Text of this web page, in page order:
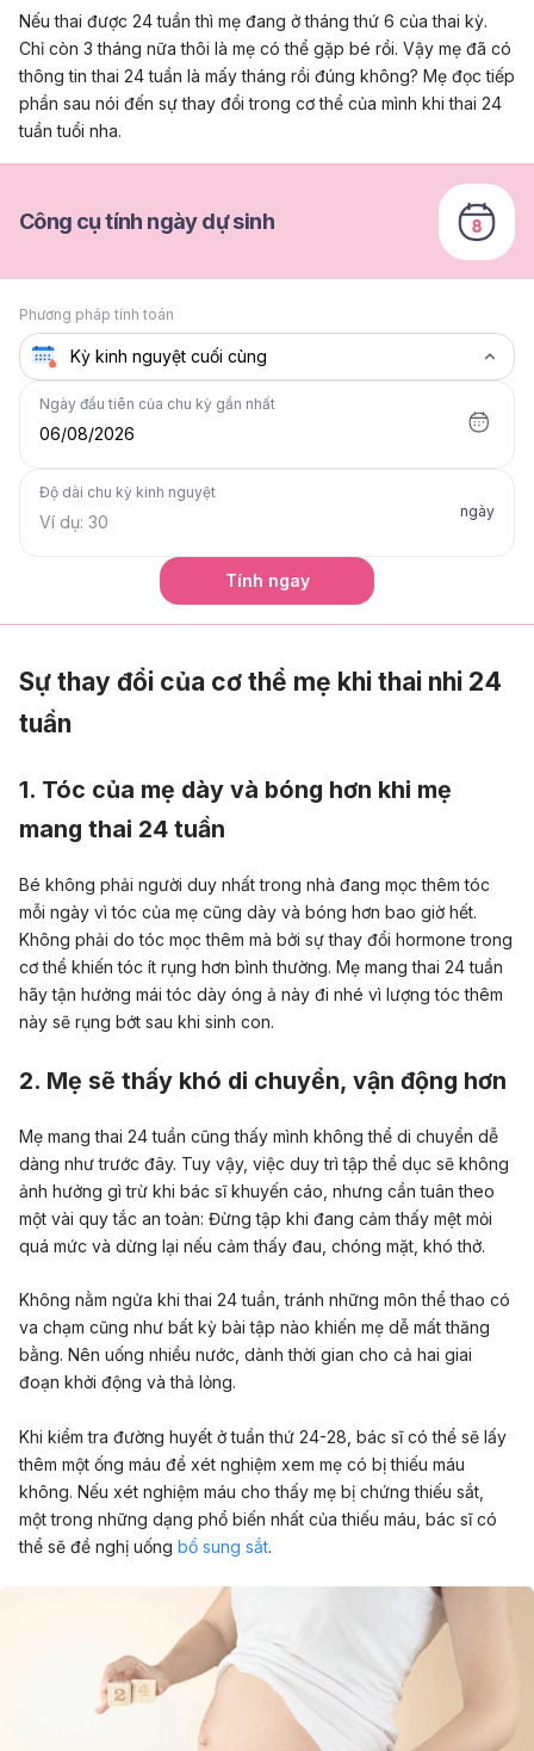
Nếu thai được 24 tuần thì mẹ đang ở tháng thứ 6 của thai kỳ.
Chỉ còn 3 tháng nữa thôi là mẹ có thể gặp bé rồi. Vậy mẹ đã có
thông tin thai 24 tuần là mấy tháng rồi đúng không? Mẹ đọc tiếp
phần sau nói đến sự thay đổi trong cơ thể của mình khi thai 24
tuần tuổi nha.
Công cụ tính ngày dự sinh
Phương pháp tính toán
Ngày đầu tiên của chu kỳ gần nhất
06/08/2026
Độ dài chu kỳ kinh nguyệt
ngày
Tính ngay
Sự thay đổi của cơ thể mẹ khi thai nhi 24
tuần
1. Tóc của mẹ dày và bóng hơn khi mẹ
mang thai 24 tuần
Bé không phải người duy nhất trong nhà đang mọc thêm tóc
mỗi ngày vì tóc của mẹ cũng dày và bóng hơn bao giờ hết.
Không phải do tóc mọc thêm mà bởi sự thay đổi hormone trong
cơ thể khiến tóc ít rụng hơn bình thường. Mẹ mang thai 24 tuần
hãy tận hưởng mái tóc dày óng ả này đi nhé vì lượng tóc thêm
này sẽ rụng bớt sau khi sinh con.
2. Mẹ sẽ thấy khó di chuyển, vận động hơn
Mẹ mang thai 24 tuần cũng thấy mình không thể di chuyển dễ
dàng như trước đây. Tuy vậy, việc duy trì tập thể dục sẽ không
ảnh hưởng gì trừ khi bác sĩ khuyến cáo, nhưng cần tuân theo
một vài quy tắc an toàn: Đừng tập khi đang cảm thấy mệt mỏi
quá mức và dừng lại nếu cảm thấy đau, chóng mặt, khó thở.
Không nằm ngửa khi thai 24 tuần, tránh những môn thể thao có
va chạm cũng như bất kỳ bài tập nào khiến mẹ dễ mất thăng
bằng. Nên uống nhiều nước, dành thời gian cho cả hai giai
đoạn khởi động và thả lỏng.
Khi kiểm tra đường huyết ở tuần thứ 24-28, bác sĩ có thể sẽ lấy
thêm một ống máu để xét nghiệm xem mẹ có bị thiếu máu
không. Nếu xét nghiệm máu cho thấy mẹ bị chứng thiếu sắt,
một trong những dạng phổ biến nhất của thiếu máu, bác sĩ có
thể sẽ đề nghị uống bổ sung sắt.